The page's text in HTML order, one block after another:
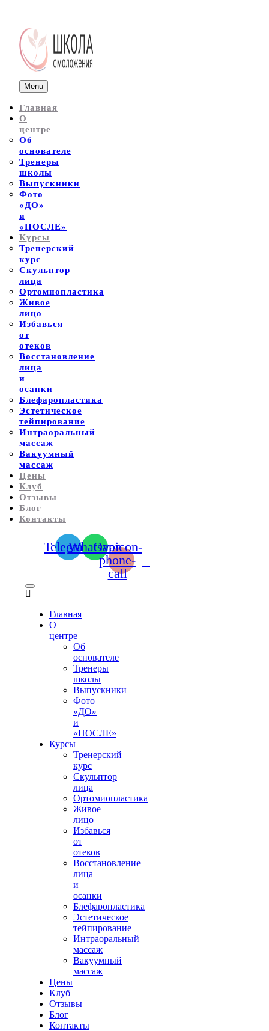
Menu
Главная
О
центре
Об
основателе
Тренеры
школы
Выпускники
Фото
«ДО»
и
«ПОСЛЕ»
Курсы
Тренерский
курс
Скульптор
лица
Ортомиопластика
Живое
лицо
Избавься
от
отеков
Восстановление
лица
и
осанки
Блефаропластика
Эстетическое
тейпирование
Интраоральный
массаж
Вакуумный
массаж
Цены
Клуб
Отзывы
Блог
Контакты
TelegramWhatsapp
Ovaicon-
phone-
call
Главная
О
центре
Об
основателе
Тренеры
школы
Выпускники
Фото
«ДО»
и
«ПОСЛЕ»
Курсы
Тренерский
курс
Скульптор
лица
Ортомиопластика
Живое
лицо
Избавься
от
отеков
Восстановление
лица
и
осанки
Блефаропластика
Эстетическое
тейпирование
Интраоральный
массаж
Вакуумный
массаж
Цены
Клуб
Отзывы
Блог
Контакты